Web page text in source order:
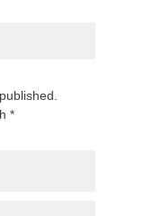
*